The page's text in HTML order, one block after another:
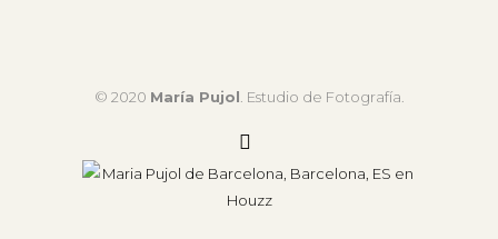
© 2020 María Pujol. Estudio de Fotografía.